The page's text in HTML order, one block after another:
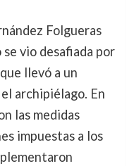
Folgueras
vio desafiada por
llevó a un
archipiélago. En
las medidas
impuestas a los